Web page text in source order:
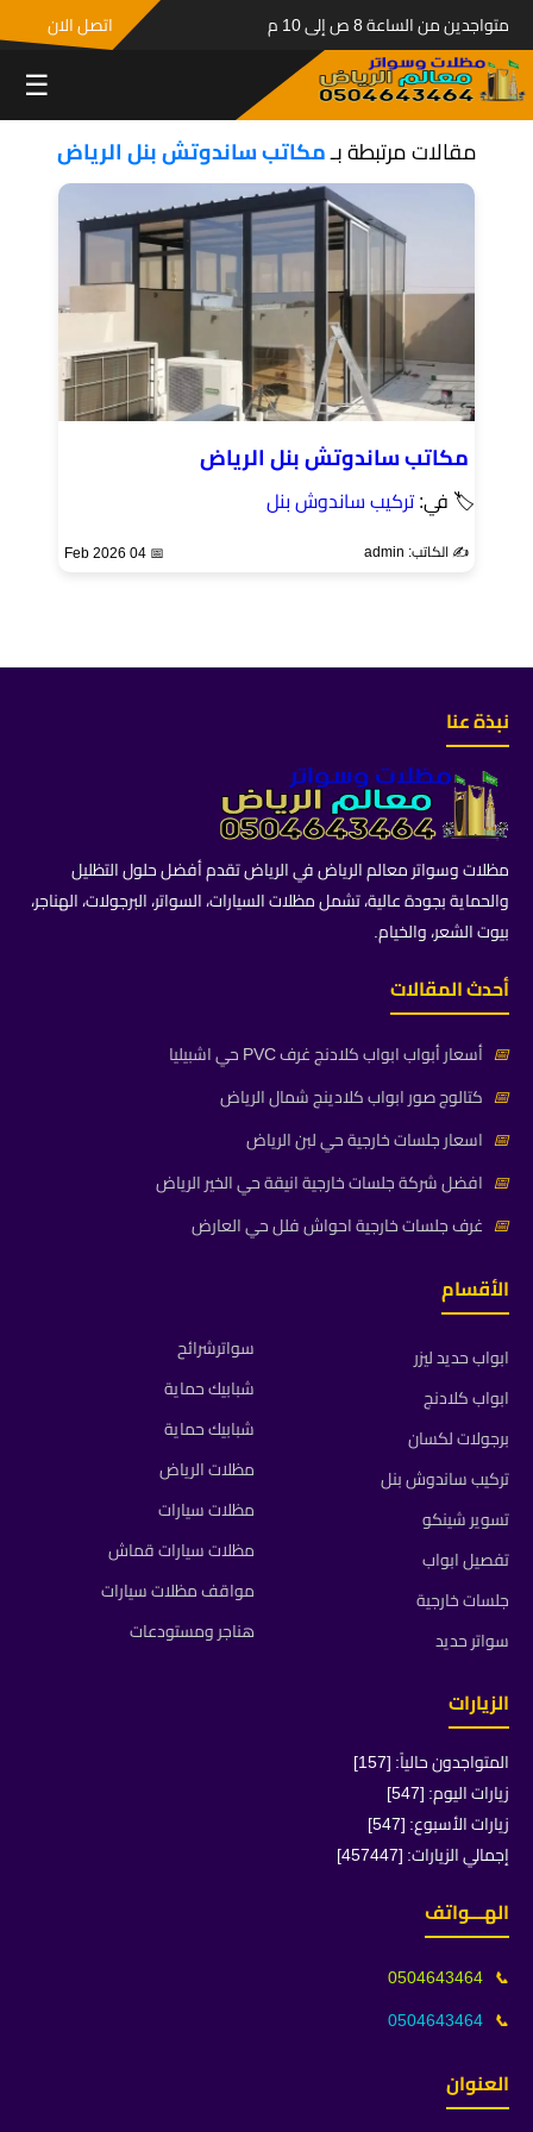
متواجدين من الساعة 8 ص إلى 10 م اتصل الان
☰
مقالات مرتبطة بـمكاتب ساندوتش بنل الرياض
مكاتب ساندوتش بنل الرياض
🏷 في:تركيب ساندوش بنل
✍️ الكاتب: admin 📅 04 Feb 2026
نبذة عنا
مظلات وسواتر معالم الرياض في الرياض تقدم أفضل حلول التظليل
والحماية بجودة عالية، تشمل مظلات السيارات، السواتر، البرجولات، الهناجر،
بيوت الشعر، والخيام.
أحدث المقالات
📅 أسعار أبواب ابواب كلادنج غرف PVC حي اشبيليا
📅 كتالوج صور ابواب كلادينج شمال الرياض
📅 اسعار جلسات خارجية حي لبن الرياض
📅 افضل شركة جلسات خارجية انيقة حي الخير الرياض
📅 غرف جلسات خارجية احواش فلل حي العارض
الأقسام
ابواب حديد ليزر
ابواب كلادنج
برجولات لكسان
تركيب ساندوش بنل
تسوير شينكو
تفصيل ابواب
جلسات خارجية
سواتر حديد
سواترشرائح
شبابيك حماية
شبابيك حماية
مظلات الرياض
مظلات سيارات
مظلات سيارات قماش
مواقف مظلات سيارات
هناجر ومستودعات
الزيارات
المتواجدون حالياً: [157]
زيارات اليوم: [547]
زيارات الأسبوع: [547]
إجمالي الزيارات: [457447]
الهـــواتف
📞
0504643464
📞
0504643464
العنوان